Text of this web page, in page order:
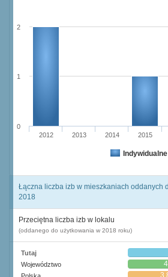
Indywidualne
2012 2013 2014 2015
0
1
2
Łączna liczba izb w mieszkaniach oddanych
2018
Przeciętna liczba izb w lokalu
(oddanego do użytkowania w 2018 roku)
Tutaj
Województwo